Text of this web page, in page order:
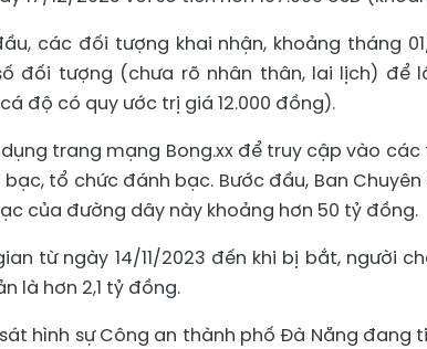
các đối tượng khai nhận, khoảng tháng
đối tượng (chưa rõ nhân thân, lai lịch) để
cá độ có quy ước trị giá 12.000 đồng).
trang mạng Bong.xx để truy cập vào
tổ chức đánh bạc. Bước đầu, Ban
của đường dây này khoảng hơn 50 tỷ đồng.
từ ngày 14/11/2023 đến khi bị bắt, người
là hơn 2,1 tỷ đồng.
hình sự Công an thành phố Đà Nẵng đang